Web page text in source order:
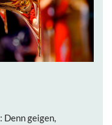
geigen,